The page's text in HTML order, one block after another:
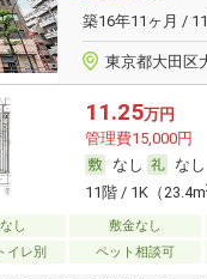
築16年11ヶ月 /
東京都大田区
11.25万円
管理費15,000円
なし
なし
11階 / 1K（23.4m
し 敷金なし
イレ別
ペット相談可